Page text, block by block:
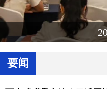
要闻